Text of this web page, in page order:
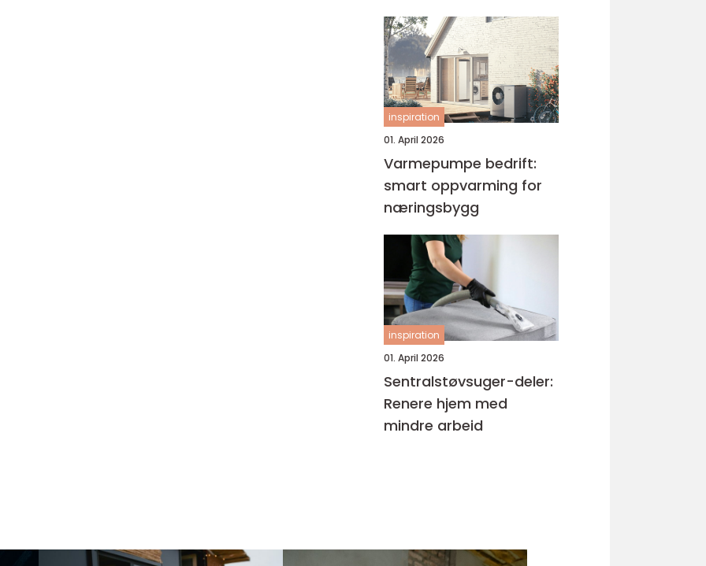
inspiration
01. April 2026
Varmepumpe bedrift:
smart oppvarming for
næringsbygg
inspiration
01. April 2026
Sentralstøvsuger-deler:
Renere hjem med
mindre arbeid